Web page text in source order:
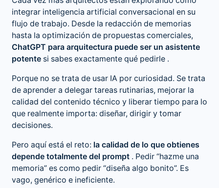
integrar inteligencia artificial conversacional en su
flujo de trabajo. Desde la redacción de memorias
hasta la optimización de propuestas comerciales,
ChatGPT para arquitectura puede ser un asistente
potente si sabes exactamente qué pedirle .
Porque no se trata de usar IA por curiosidad. Se trata
de aprender a delegar tareas rutinarias, mejorar la
calidad del contenido técnico y liberar tiempo para lo
que realmente importa: diseñar, dirigir y tomar
decisiones.
Pero aquí está el reto: la calidad de lo que obtienes
depende totalmente del prompt . Pedir “hazme una
memoria” es como pedir “diseña algo bonito”. Es
vago, genérico e ineficiente.